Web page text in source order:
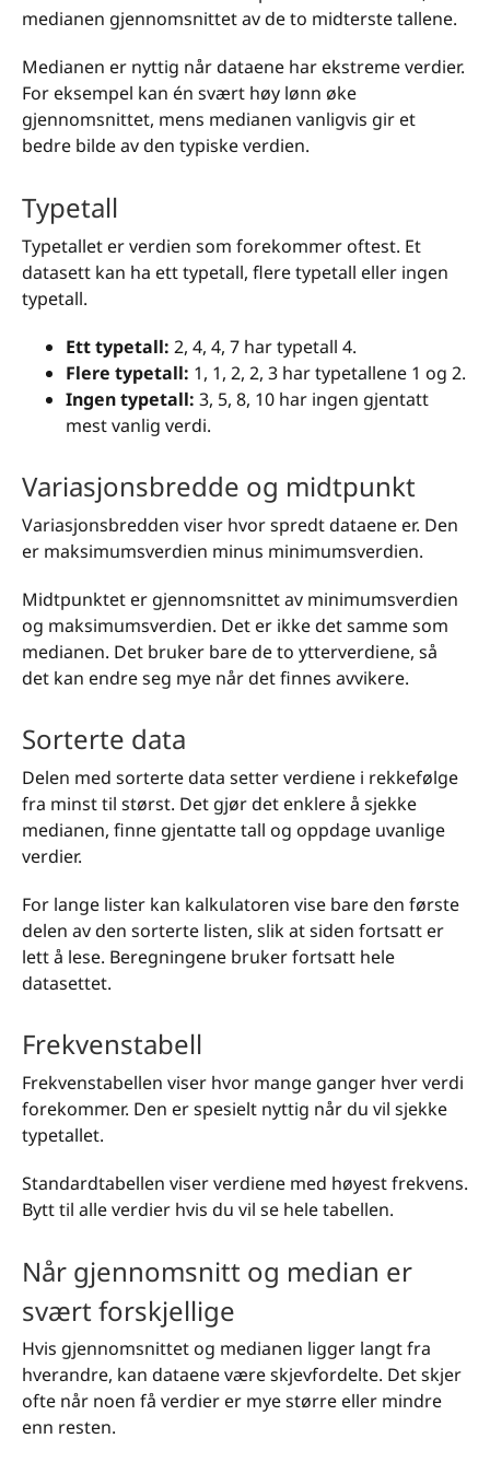
medianen gjennomsnittet av de to midterste tallene.
Medianen er nyttig når dataene har ekstreme verdier.
For eksempel kan én svært høy lønn øke
gjennomsnittet, mens medianen vanligvis gir et
bedre bilde av den typiske verdien.
Typetall
Typetallet er verdien som forekommer oftest. Et
datasett kan ha ett typetall, flere typetall eller ingen
typetall.
Ett typetall: 2, 4, 4, 7 har typetall 4.
Flere typetall: 1, 1, 2, 2, 3 har typetallene 1 og 2.
Ingen typetall: 3, 5, 8, 10 har ingen gjentatt
mest vanlig verdi.
Variasjonsbredde og midtpunkt
Variasjonsbredden viser hvor spredt dataene er. Den
er maksimumsverdien minus minimumsverdien.
Midtpunktet er gjennomsnittet av minimumsverdien
og maksimumsverdien. Det er ikke det samme som
medianen. Det bruker bare de to ytterverdiene, så
det kan endre seg mye når det finnes avvikere.
Sorterte data
Delen med sorterte data setter verdiene i rekkefølge
fra minst til størst. Det gjør det enklere å sjekke
medianen, finne gjentatte tall og oppdage uvanlige
verdier.
For lange lister kan kalkulatoren vise bare den første
delen av den sorterte listen, slik at siden fortsatt er
lett å lese. Beregningene bruker fortsatt hele
datasettet.
Frekvenstabell
Frekvenstabellen viser hvor mange ganger hver verdi
forekommer. Den er spesielt nyttig når du vil sjekke
typetallet.
Standardtabellen viser verdiene med høyest frekvens.
Bytt til alle verdier hvis du vil se hele tabellen.
Når gjennomsnitt og median er
svært forskjellige
Hvis gjennomsnittet og medianen ligger langt fra
hverandre, kan dataene være skjevfordelte. Det skjer
ofte når noen få verdier er mye større eller mindre
enn resten.